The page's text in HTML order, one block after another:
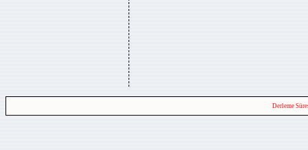
Derleme